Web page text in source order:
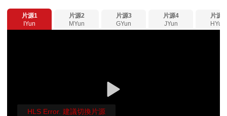
片源1
IYun
片源2
MYun
片源3
GYun
片源4
JYun
片源5
HYun
HLS Error. 建議切換片源